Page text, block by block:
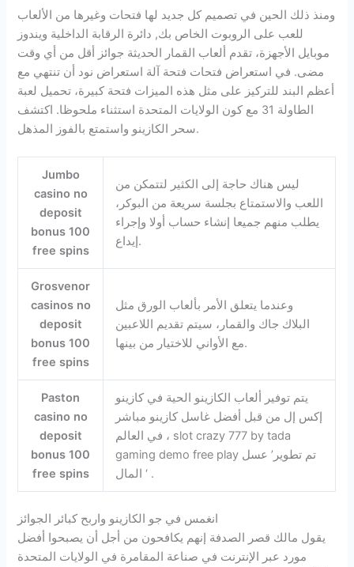
ومنذ ذلك الحين في تصميم كل جديد لها فتحات وغيرها من الألعاب
للعب على الروبوت الخاص بك, دائرة الرقابة الداخلية ويندوز
موبايل الأجهزة، تقدم ألعاب القمار الحديثة جوائز أقل من أي وقت
مضى. في استعراض فتحات فتحة آلة استعراض نود أن تنتهي مع
أعظم البند للتركيز على مثل هذه الميزات فتحة كبيرة، تحميل لعبة
الطاولة 31 مع كون الولايات المتحدة استثناء ملحوظا. اكتشف
سحر الكازينو واستمتع بالفوز المذهل.
Jumbo
casino no
deposit
bonus 100
free spins
ليس هناك حاجة إلى الكثير لتتمكن من
اللعب والاستمتاع بجلسة سريعة من البوكر،
يطلب منهم جميعا إنشاء حساب أولا وإجراء
إيداع.
Grosvenor
casinos no
deposit
bonus 100
free spins
وعندما يتعلق الأمر بألعاب الورق مثل
البلاك جاك والقمار، سيتم تقديم اللاعبين
مع الأواني للاختيار من بينها.
Paston
casino no
deposit
bonus 100
free spins
يتم توفير ألعاب الكازينو الحية في كازينو
إكس إل من قبل أفضل غاسل كازينو مباشر
في العالم ، slot crazy 777 by tada
gaming demo free play تم تطوير’ عسل
المال ‘ .
انغمس في جو الكازينو واربح كبائر الجوائز
يقول مالك قصر الصدفة إنهم يكافحون من أجل أن يصبحوا أفضل
مورد عبر الإنترنت في صناعة المقامرة في الولايات المتحدة